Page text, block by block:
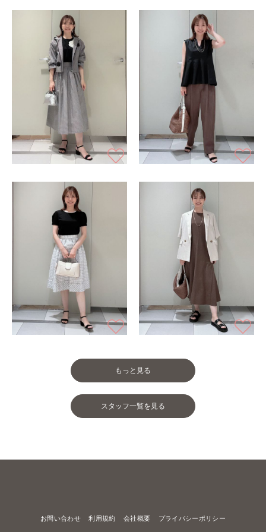
もっと見る
スタッフ一覧を見る
お問い合わせ 利用規約 会社概要 プライバシーポリシー